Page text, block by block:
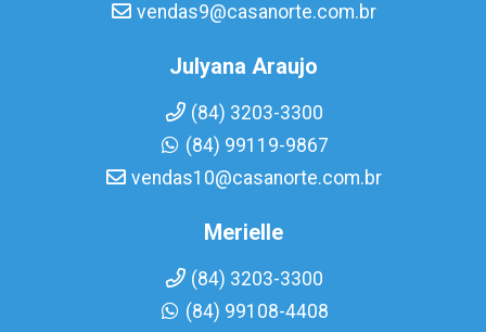
vendas9@casanorte.com.br
Julyana Araujo
(84) 3203-3300
(84) 99119-9867
vendas10@casanorte.com.br
Merielle
(84) 3203-3300
(84) 99108-4408